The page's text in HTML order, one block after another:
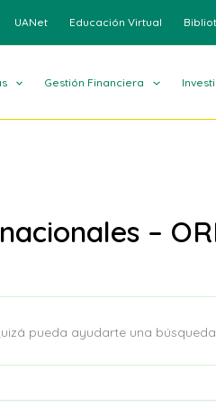
UANet Educación Virtual
Gestión Financiera
–
pueda ayudarte una